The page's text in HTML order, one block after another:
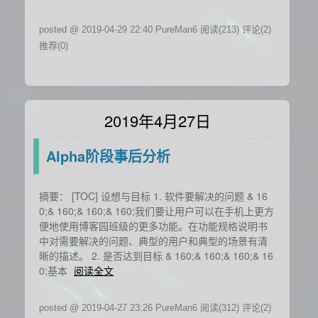
posted @ 2019-04-29 22:40 PureMan6 阅读(213) 评论(2)
推荐(0)
2019年4月27日
Alpha阶段事后分析
摘要： [TOC] 设想与目标 1. 软件要解决的问题 & 16
0;& 160;& 160;& 160;我们要让用户可以在手机上更方
便地使用博客园班级的更多功能。在功能规格说明书
中对需要解决的问题、典型的用户和典型的场景有清
晰的描述。 2. 是否达到目标 & 160;& 160;& 160;& 16
0;基本 阅读全文
posted @ 2019-04-27 23:26 PureMan6 阅读(312) 评论(2)